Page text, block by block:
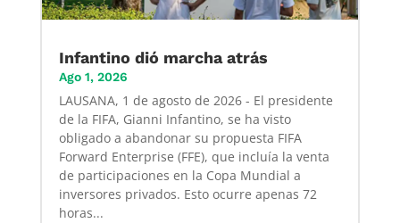
Infantino dió marcha atrás
Ago 1, 2026
LAUSANA, 1 de agosto de 2026 - El presidente
de la FIFA, Gianni Infantino, se ha visto
obligado a abandonar su propuesta FIFA
Forward Enterprise (FFE), que incluía la venta
de participaciones en la Copa Mundial a
inversores privados. Esto ocurre apenas 72
horas...